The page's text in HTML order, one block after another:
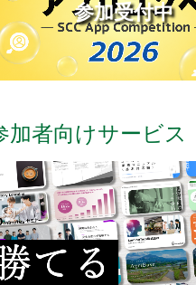
参加受付中
加者向けサービス